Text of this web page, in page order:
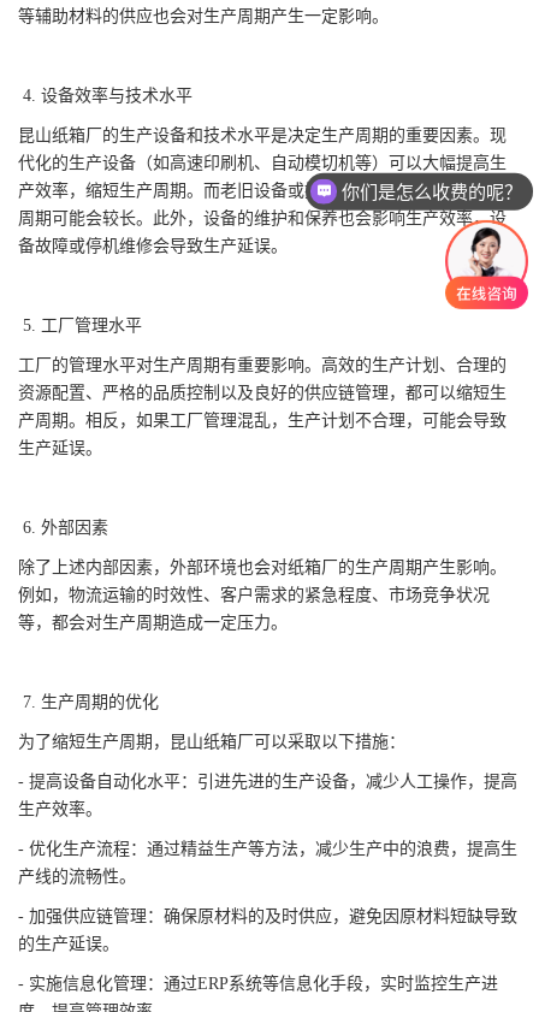
等辅助材料的供应也会对生产周期产生一定影响。
4. 设备效率与技术水平
昆山纸箱厂的生产设备和技术水平是决定生产周期的重要因素。现
代化的生产设备（如高速印刷机、自动模切机等）可以大幅提高生
产效率，缩短生产周期。而老旧设备或技术水平较低的工厂，生产
周期可能会较长。此外，设备的维护和保养也会影响生产效率，设
备故障或停机维修会导致生产延误。
5. 工厂管理水平
工厂的管理水平对生产周期有重要影响。高效的生产计划、合理的
资源配置、严格的品质控制以及良好的供应链管理，都可以缩短生
产周期。相反，如果工厂管理混乱，生产计划不合理，可能会导致
生产延误。
6. 外部因素
除了上述内部因素，外部环境也会对纸箱厂的生产周期产生影响。
例如，物流运输的时效性、客户需求的紧急程度、市场竞争状况
等，都会对生产周期造成一定压力。
7. 生产周期的优化
为了缩短生产周期，昆山纸箱厂可以采取以下措施：
- 提高设备自动化水平：引进先进的生产设备，减少人工操作，提高
生产效率。
- 优化生产流程：通过精益生产等方法，减少生产中的浪费，提高生
产线的流畅性。
- 加强供应链管理：确保原材料的及时供应，避免因原材料短缺导致
的生产延误。
- 实施信息化管理：通过ERP系统等信息化手段，实时监控生产进
你们是怎么收费的呢？
现在有优惠活动么？